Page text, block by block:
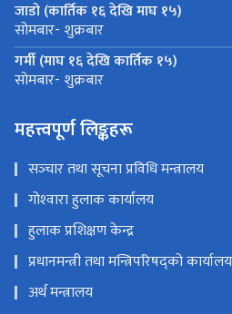
जाडो (कार्तिक १६ देखि माघ १५)
सोमबार- शुक्रबार
गर्मी (माघ १६ देखि कार्तिक १५)
सोमबार- शुक्रबार
महत्त्वपूर्ण लिङ्कहरू
सञ्‍चार तथा सूचना प्रविधि मन्त्रालय
गोश्‍वारा हुलाक कार्यालय
हुलाक प्रशिक्षण केन्द्र
प्रधानमन्त्री तथा मन्त्रिपरिषद्को कार्यालय
अर्थ मन्त्रालय